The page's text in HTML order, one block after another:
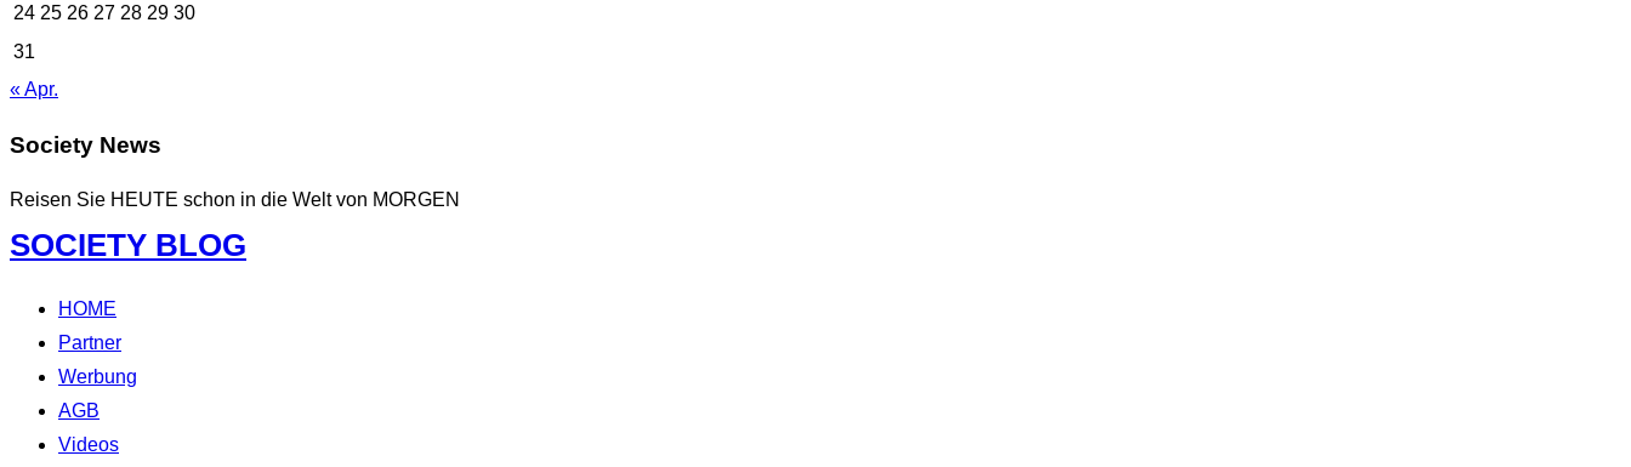
24 25 26 27 28 29 30
31
« Apr.
Society News
Reisen Sie HEUTE schon in die Welt von MORGEN
Zum
Inhalt
springen
SOCIETY BLOG
HOME
Partner
Werbung
AGB
Videos